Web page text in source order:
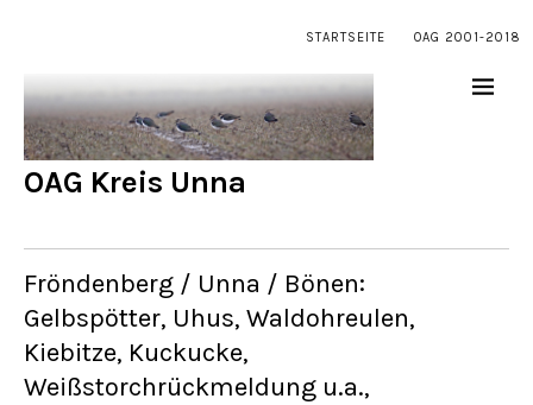
STARTSEITE OAG 2001-2018
OAG Kreis Unna
Fröndenberg / Unna / Bönen:
Gelbspötter, Uhus, Waldohreulen,
Kiebitze, Kuckucke,
Weißstorchrückmeldung u.a.,